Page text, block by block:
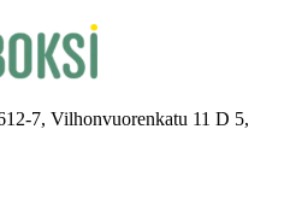
7, Vilhonvuorenkatu 11 D 5,